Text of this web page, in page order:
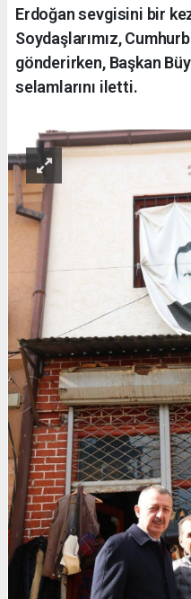
Erdoğan sevgisini bir
Soydaşlarımız,
gönderirken, Başkan
selamlarını iletti.